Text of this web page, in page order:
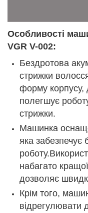
Особливості
VGR V-002:
Бездротова
стрижки
форму корпусу,
полегшує
стрижки.
Машинка
яка забезпечує
набагато
дозволяє
Крім того,
відрегулювати